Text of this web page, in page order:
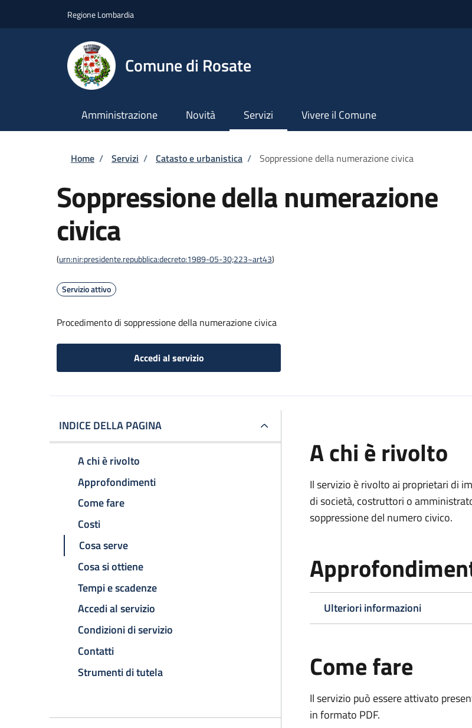
Regione Lombardia
Comune di Rosate
Amministrazione Novità Servizi Vivere il Comune
Briciole di pane
Home / Servizi / Catasto e urbanistica / Soppressione della numerazione civica
Soppressione della numerazione
civica
(urn:nir:presidente.repubblica:decreto:1989-05-30;223~art43)
Servizio attivo
Procedimento di soppressione della numerazione civica
Accedi al servizio
INDICE DELLA PAGINA
A chi è rivolto
Approfondimenti
Come fare
Costi
Cosa serve
Cosa si ottiene
Tempi e scadenze
Accedi al servizio
Condizioni di servizio
Contatti
Strumenti di tutela
A chi è rivolto
Il servizio è rivolto ai proprietari di
di società, costruttori o
soppressione del numero civico.
Ulteriori informazioni
Come fare
Il servizio può essere attivato
in formato PDF.